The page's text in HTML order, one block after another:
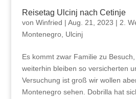
Reisetag Ulcinj nach Cetinje
von Winfried | Aug. 21, 2023 | 2.
Montenegro, Ulcinj
Es kommt zwar Familie zu
weiterhin bleiben so versicherten
Versuchung ist groß wir wollen
Montenegro sehen. Dobrilla hat